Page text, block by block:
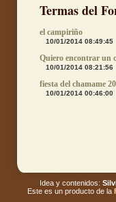
Termas del
el campiriño
10/01/2014 08:49:45
Quiero encontrar un
10/01/2014 08:21:56
fiesta del chamame
10/01/2014 00:46:00
Idea y contenidos:
Este es un producto de la